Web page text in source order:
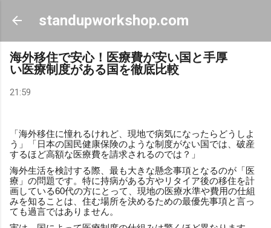
スキップしてメイン コンテンツに移動
standupworkshop.com
海外移住で安心！医療費が安い国と手厚
い医療制度がある国を徹底比較
21:59
「海外移住に憧れるけれど、現地で病気になったらどうしよ
う」「日本の国民健康保険のような制度がない国では、破産
するほど高額な医療費を請求されるのでは？」
海外生活を検討する際、最も大きな懸念事項となるのが「医
療」の問題です。特に持病がある方やリタイア後の移住を計
画している60代の方にとって、現地の医療水準や費用の仕組
みを知ることは、住む場所を決めるための最優先事項と言っ
ても過言ではありません。